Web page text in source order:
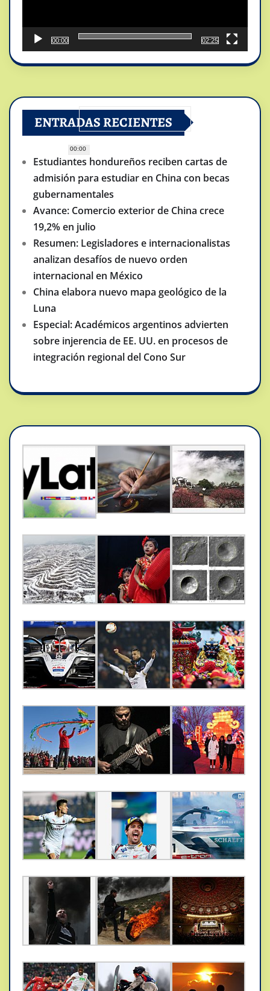
00:00
00:00
02:25
ENTRADAS RECIENTES
Estudiantes hondureños reciben cartas de
admisión para estudiar en China con becas
gubernamentales
Avance: Comercio exterior de China crece
19,2% en julio
Resumen: Legisladores e internacionalistas
analizan desafíos de nuevo orden
internacional en México
China elabora nuevo mapa geológico de la
Luna
Especial: Académicos argentinos advierten
sobre injerencia de EE. UU. en procesos de
integración regional del Cono Sur